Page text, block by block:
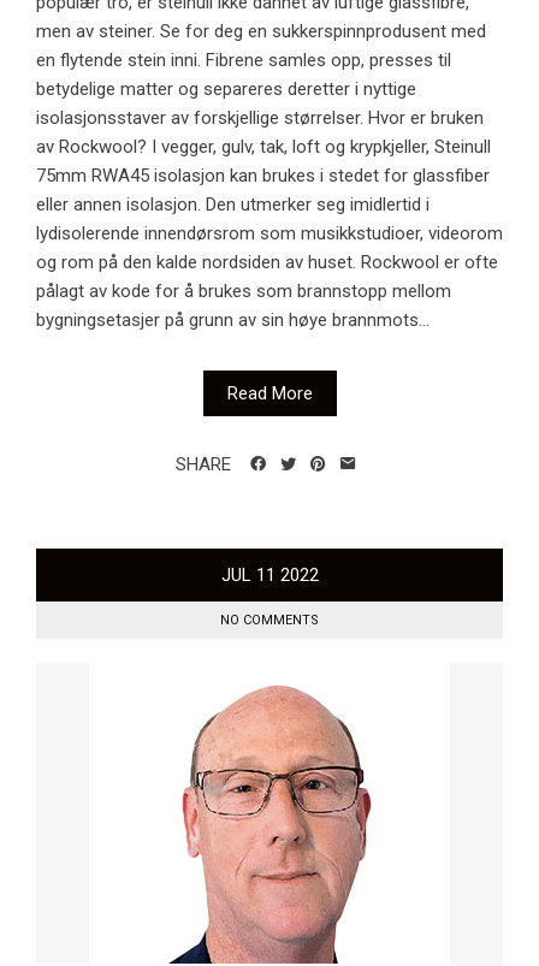
men av steiner. Se for deg en sukkerspinnprodusent med
en flytende stein inni. Fibrene samles opp, presses til
betydelige matter og separeres deretter i nyttige
isolasjonsstaver av forskjellige størrelser. Hvor er bruken
av Rockwool? I vegger, gulv, tak, loft og krypkjeller, Steinull
75mm RWA45 isolasjon kan brukes i stedet for glassfiber
eller annen isolasjon. Den utmerker seg imidlertid i
lydisolerende innendørsrom som musikkstudioer, videorom
og rom på den kalde nordsiden av huset. Rockwool er ofte
pålagt av kode for å brukes som brannstopp mellom
bygningsetasjer på grunn av sin høye brannmots...
Read More
SHARE
JUL 11 2022
NO COMMENTS